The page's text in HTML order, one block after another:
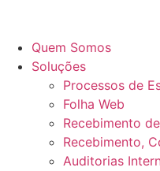
Quem Somos
Soluções
Processos de
Folha Web
Recebimento
Recebimento,
Auditorias